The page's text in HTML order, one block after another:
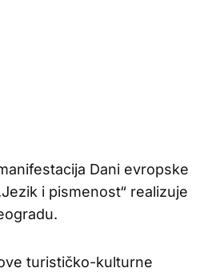
Dani evropske
i pismenost“ realizuje
turističko-kulturne